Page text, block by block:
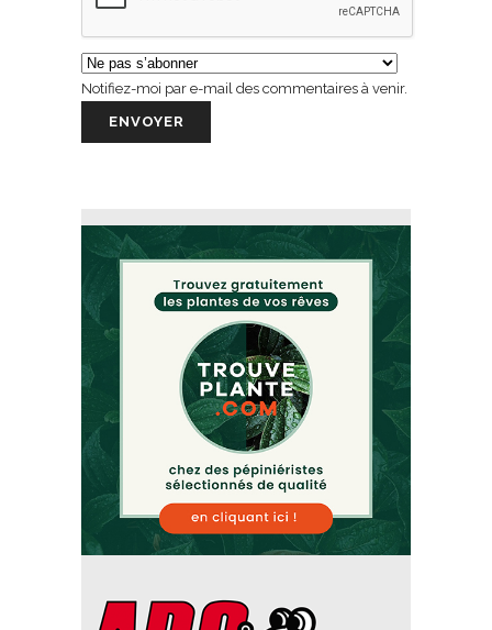
Notifiez-moi par e-mail des commentaires à venir.